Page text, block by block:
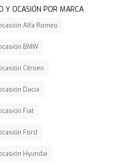
Y OCASIÓN POR MARCA
Alfa Romeo
BMW
Citroen
Dacia
Fiat
Ford
Hyundai